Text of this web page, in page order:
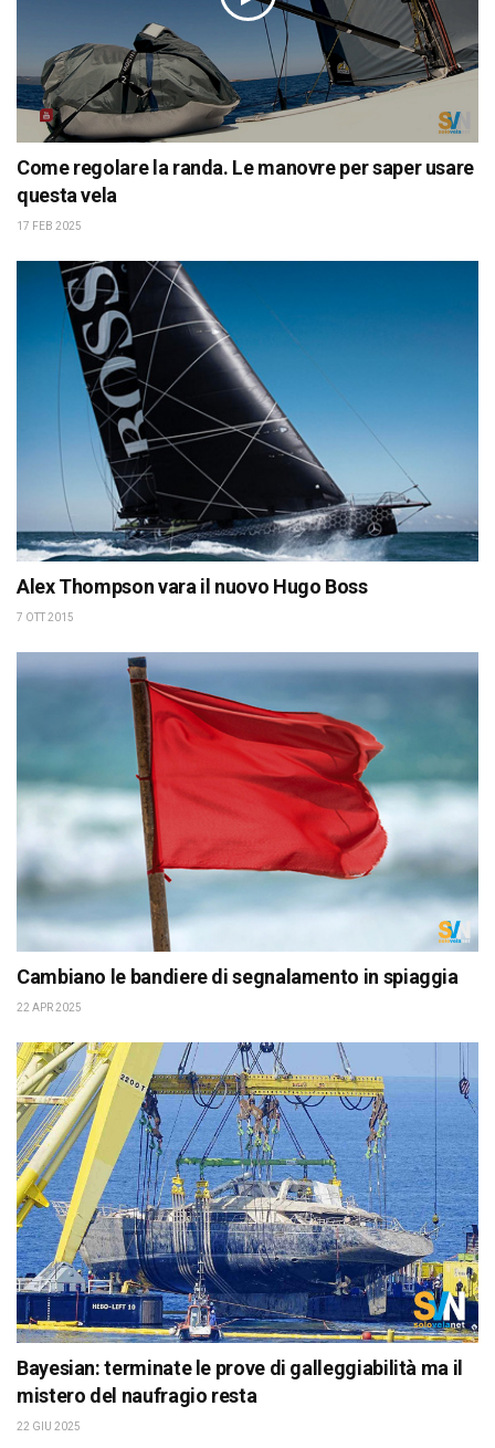
Come regolare la randa. Le manovre per saper usare
questa vela
17 FEB 2025
Alex Thompson vara il nuovo Hugo Boss
7 OTT 2015
Cambiano le bandiere di segnalamento in spiaggia
22 APR 2025
Bayesian: terminate le prove di galleggiabilità ma il
mistero del naufragio resta
22 GIU 2025